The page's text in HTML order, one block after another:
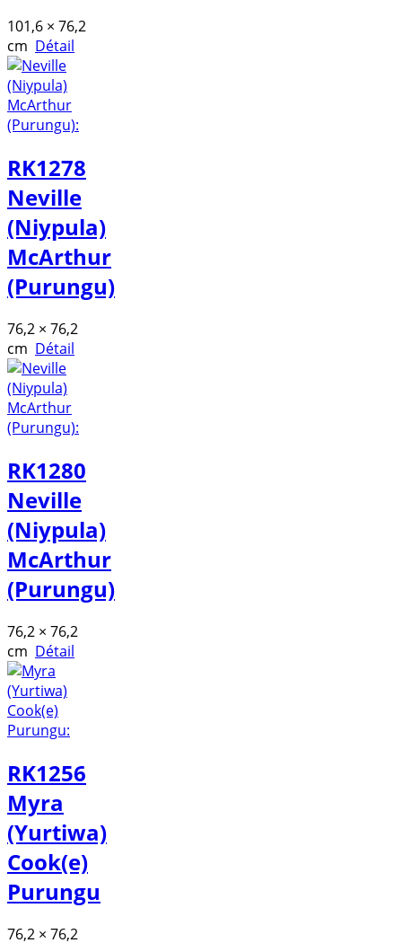
101,6 × 76,2
cm Détail
RK1278
Neville
(Niypula)
McArthur
(Purungu)
76,2 × 76,2
cm Détail
RK1280
Neville
(Niypula)
McArthur
(Purungu)
76,2 × 76,2
cm Détail
RK1256
Myra
(Yurtiwa)
Cook(e)
Purungu
76,2 × 76,2